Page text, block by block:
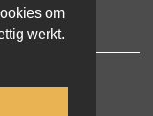
om
werkt.